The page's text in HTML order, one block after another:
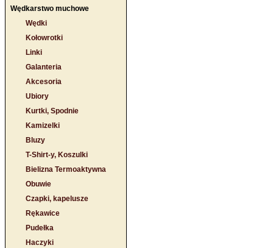
Wędkarstwo muchowe
Wędki
Kołowrotki
Linki
Galanteria
Akcesoria
Ubiory
Kurtki, Spodnie
Kamizelki
Bluzy
T-Shirt-y, Koszulki
Bielizna Termoaktywna
Obuwie
Czapki, kapelusze
Rękawice
Pudełka
Haczyki